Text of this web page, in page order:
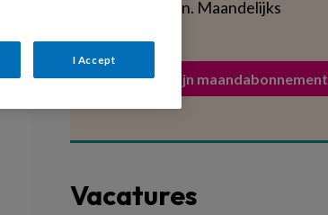
verplichtingen. Maandelijks
Activeer mijn maandabonnement
Vacatures
I Accept